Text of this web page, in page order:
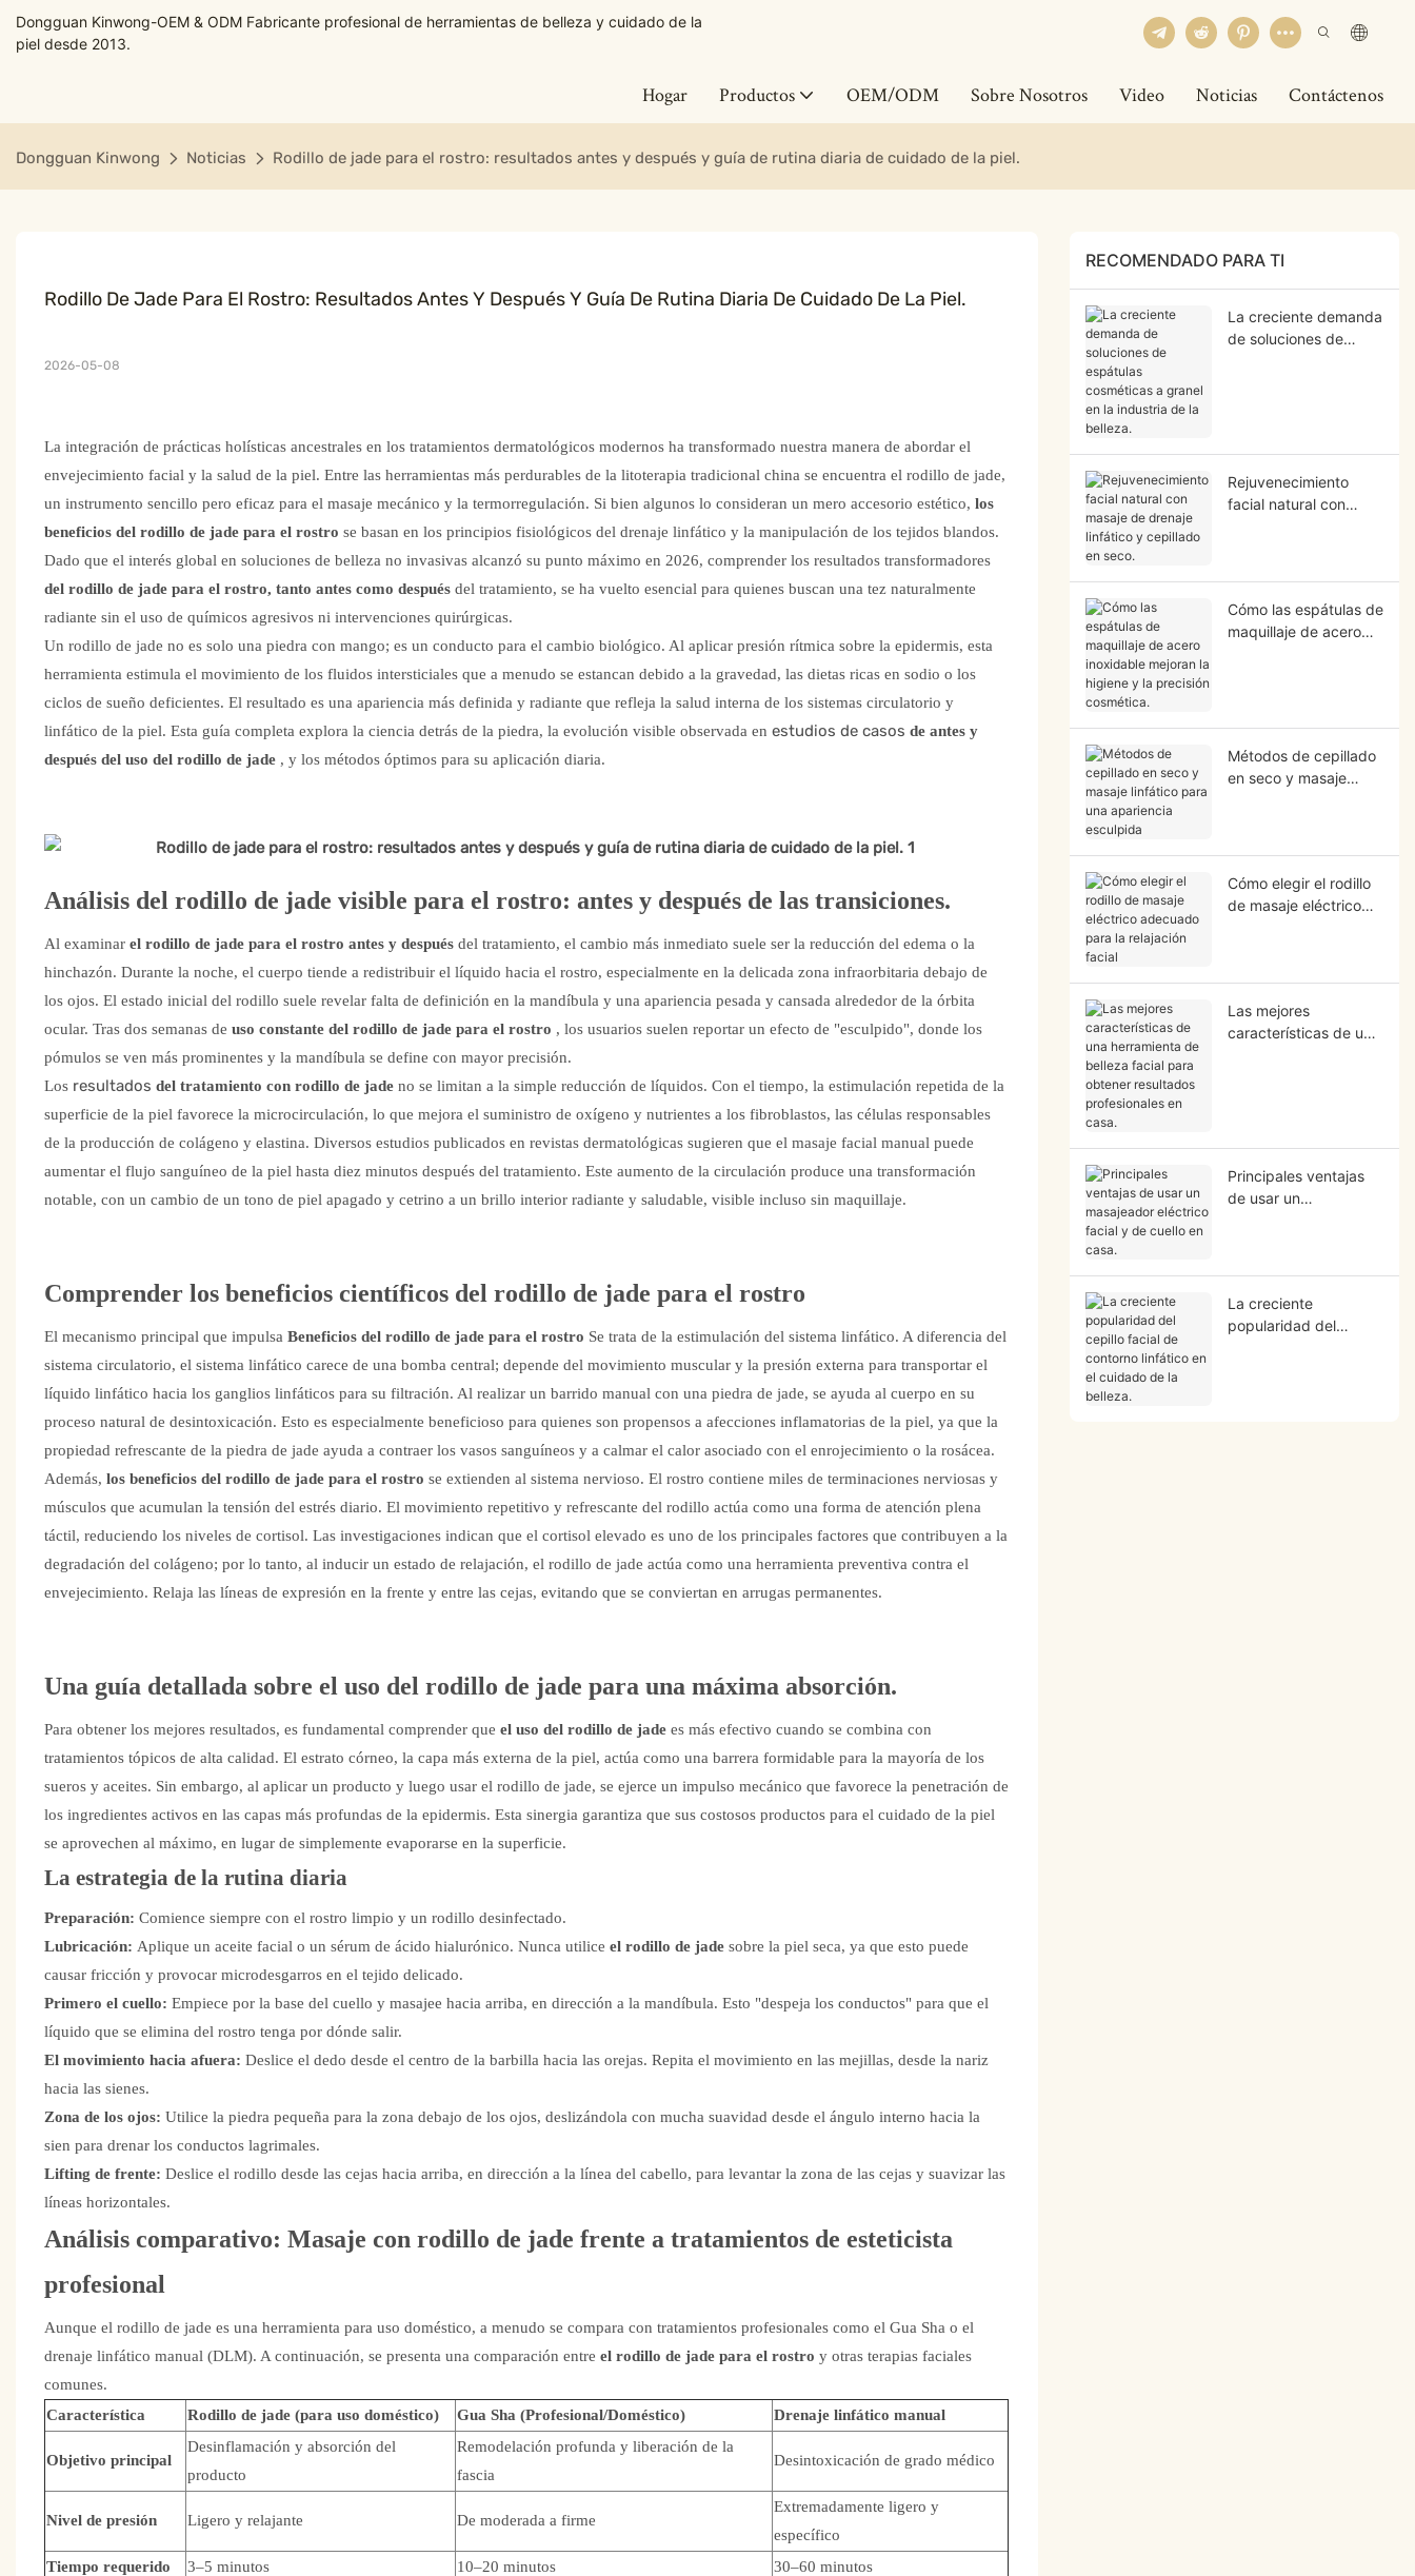
Dongguan Kinwong-OEM & ODM Fabricante profesional de herramientas de belleza y cuidado de la
piel desde 2013.
Hogar Productos OEM/ODM Sobre Nosotros Video Noticias Contáctenos
Dongguan Kinwong Noticias Rodillo de jade para el rostro: resultados antes y después y guía de rutina diaria de cuidado de la piel.
Rodillo De Jade Para El Rostro: Resultados Antes Y Después Y Guía De Rutina Diaria De Cuidado De La Piel.
2026-05-08
La integración de prácticas holísticas ancestrales en los tratamientos dermatológicos modernos ha transformado nuestra manera de abordar el
envejecimiento facial y la salud de la piel. Entre las herramientas más perdurables de la litoterapia tradicional china se encuentra el rodillo de jade,
un instrumento sencillo pero eficaz para el masaje mecánico y la termorregulación. Si bien algunos lo consideran un mero accesorio estético, los
beneficios del rodillo de jade para el rostro se basan en los principios fisiológicos del drenaje linfático y la manipulación de los tejidos blandos.
Dado que el interés global en soluciones de belleza no invasivas alcanzó su punto máximo en 2026, comprender los resultados transformadores
del rodillo de jade para el rostro, tanto antes como después del tratamiento, se ha vuelto esencial para quienes buscan una tez naturalmente
radiante sin el uso de químicos agresivos ni intervenciones quirúrgicas.
Un rodillo de jade no es solo una piedra con mango; es un conducto para el cambio biológico. Al aplicar presión rítmica sobre la epidermis, esta
herramienta estimula el movimiento de los fluidos intersticiales que a menudo se estancan debido a la gravedad, las dietas ricas en sodio o los
ciclos de sueño deficientes. El resultado es una apariencia más definida y radiante que refleja la salud interna de los sistemas circulatorio y
linfático de la piel. Esta guía completa explora la ciencia detrás de la piedra, la evolución visible observada en estudios de casos de antes y
después del uso del rodillo de jade , y los métodos óptimos para su aplicación diaria.
Análisis del rodillo de jade visible para el rostro: antes y después de las transiciones.
Al examinar el rodillo de jade para el rostro antes y después del tratamiento, el cambio más inmediato suele ser la reducción del edema o la
hinchazón. Durante la noche, el cuerpo tiende a redistribuir el líquido hacia el rostro, especialmente en la delicada zona infraorbitaria debajo de
los ojos. El estado inicial del rodillo suele revelar falta de definición en la mandíbula y una apariencia pesada y cansada alrededor de la órbita
ocular. Tras dos semanas de uso constante del rodillo de jade para el rostro , los usuarios suelen reportar un efecto de "esculpido", donde los
pómulos se ven más prominentes y la mandíbula se define con mayor precisión.
Losresultados del tratamiento con rodillo de jade no se limitan a la simple reducción de líquidos. Con el tiempo, la estimulación repetida de la
superficie de la piel favorece la microcirculación, lo que mejora el suministro de oxígeno y nutrientes a los fibroblastos, las células responsables
de la producción de colágeno y elastina. Diversos estudios publicados en revistas dermatológicas sugieren que el masaje facial manual puede
aumentar el flujo sanguíneo de la piel hasta diez minutos después del tratamiento. Este aumento de la circulación produce una transformación
notable, con un cambio de un tono de piel apagado y cetrino a un brillo interior radiante y saludable, visible incluso sin maquillaje.
Comprender los beneficios científicos del rodillo de jade para el rostro
El mecanismo principal que impulsa Beneficios del rodillo de jade para el rostro Se trata de la estimulación del sistema linfático. A diferencia del
sistema circulatorio, el sistema linfático carece de una bomba central; depende del movimiento muscular y la presión externa para transportar el
líquido linfático hacia los ganglios linfáticos para su filtración. Al realizar un barrido manual con una piedra de jade, se ayuda al cuerpo en su
proceso natural de desintoxicación. Esto es especialmente beneficioso para quienes son propensos a afecciones inflamatorias de la piel, ya que la
propiedad refrescante de la piedra de jade ayuda a contraer los vasos sanguíneos y a calmar el calor asociado con el enrojecimiento o la rosácea.
Además, los beneficios del rodillo de jade para el rostro se extienden al sistema nervioso. El rostro contiene miles de terminaciones nerviosas y
músculos que acumulan la tensión del estrés diario. El movimiento repetitivo y refrescante del rodillo actúa como una forma de atención plena
táctil, reduciendo los niveles de cortisol. Las investigaciones indican que el cortisol elevado es uno de los principales factores que contribuyen a la
degradación del colágeno; por lo tanto, al inducir un estado de relajación, el rodillo de jade actúa como una herramienta preventiva contra el
envejecimiento. Relaja las líneas de expresión en la frente y entre las cejas, evitando que se conviertan en arrugas permanentes.
Una guía detallada sobre el uso del rodillo de jade para una máxima absorción.
Para obtener los mejores resultados, es fundamental comprender que el uso del rodillo de jade es más efectivo cuando se combina con
tratamientos tópicos de alta calidad. El estrato córneo, la capa más externa de la piel, actúa como una barrera formidable para la mayoría de los
sueros y aceites. Sin embargo, al aplicar un producto y luego usar el rodillo de jade, se ejerce un impulso mecánico que favorece la penetración de
los ingredientes activos en las capas más profundas de la epidermis. Esta sinergia garantiza que sus costosos productos para el cuidado de la piel
se aprovechen al máximo, en lugar de simplemente evaporarse en la superficie.
La estrategia de la rutina diaria
Preparación: Comience siempre con el rostro limpio y un rodillo desinfectado.
Lubricación: Aplique un aceite facial o un sérum de ácido hialurónico. Nunca utilice el rodillo de jade sobre la piel seca, ya que esto puede
causar fricción y provocar microdesgarros en el tejido delicado.
Primero el cuello: Empiece por la base del cuello y masajee hacia arriba, en dirección a la mandíbula. Esto "despeja los conductos" para que el
líquido que se elimina del rostro tenga por dónde salir.
El movimiento hacia afuera: Deslice el dedo desde el centro de la barbilla hacia las orejas. Repita el movimiento en las mejillas, desde la nariz
hacia las sienes.
Zona de los ojos: Utilice la piedra pequeña para la zona debajo de los ojos, deslizándola con mucha suavidad desde el ángulo interno hacia la
sien para drenar los conductos lagrimales.
Lifting de frente: Deslice el rodillo desde las cejas hacia arriba, en dirección a la línea del cabello, para levantar la zona de las cejas y suavizar las
líneas horizontales.
Análisis comparativo: Masaje con rodillo de jade frente a tratamientos de esteticista
profesional
Aunque el rodillo de jade es una herramienta para uso doméstico, a menudo se compara con tratamientos profesionales como el Gua Sha o el
drenaje linfático manual (DLM). A continuación, se presenta una comparación entre el rodillo de jade para el rostro y otras terapias faciales
comunes.
Característica
Rodillo de jade (para uso doméstico) Gua Sha (Profesional/Doméstico) Drenaje linfático manual
Objetivo principal
Desinflamación y absorción del
producto
Remodelación profunda y liberación de la
fascia
Desintoxicación de grado médico
Nivel de presión Ligero y relajante De moderada a firme
Extremadamente ligero y
específico
Tiempo requerido
3–5 minutos 10–20 minutos
30–60 minutos
RECOMENDADO PARA TI
La creciente demanda
de soluciones de
Rejuvenecimiento
facial natural con
Cómo las espátulas de
maquillaje de acero
Métodos de cepillado
en seco y masaje
Cómo elegir el rodillo
de masaje eléctrico
Las mejores
características de una
Principales ventajas
de usar un
La creciente
popularidad del